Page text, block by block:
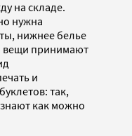
на складе.
нужна
нижнее белье
вещи принимают
и
так,
как можно